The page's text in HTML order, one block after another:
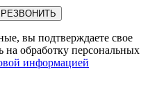
вы подтверждаете свое
на обработку персональных
информацией